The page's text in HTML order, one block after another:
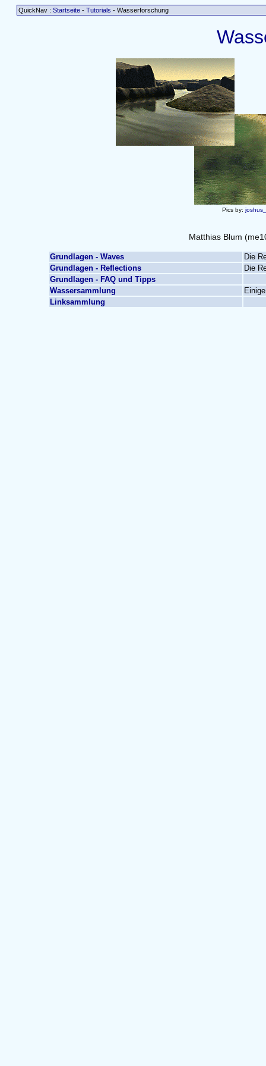
QuickNav : Startseite - Tutorials - Wasserforschung
Pics by:
Matthias Blum
Grundlagen - Waves
Die
Grundlagen - Reflections
Die
Grundlagen - FAQ und Tipps
Wassersammlung
Linksammlung